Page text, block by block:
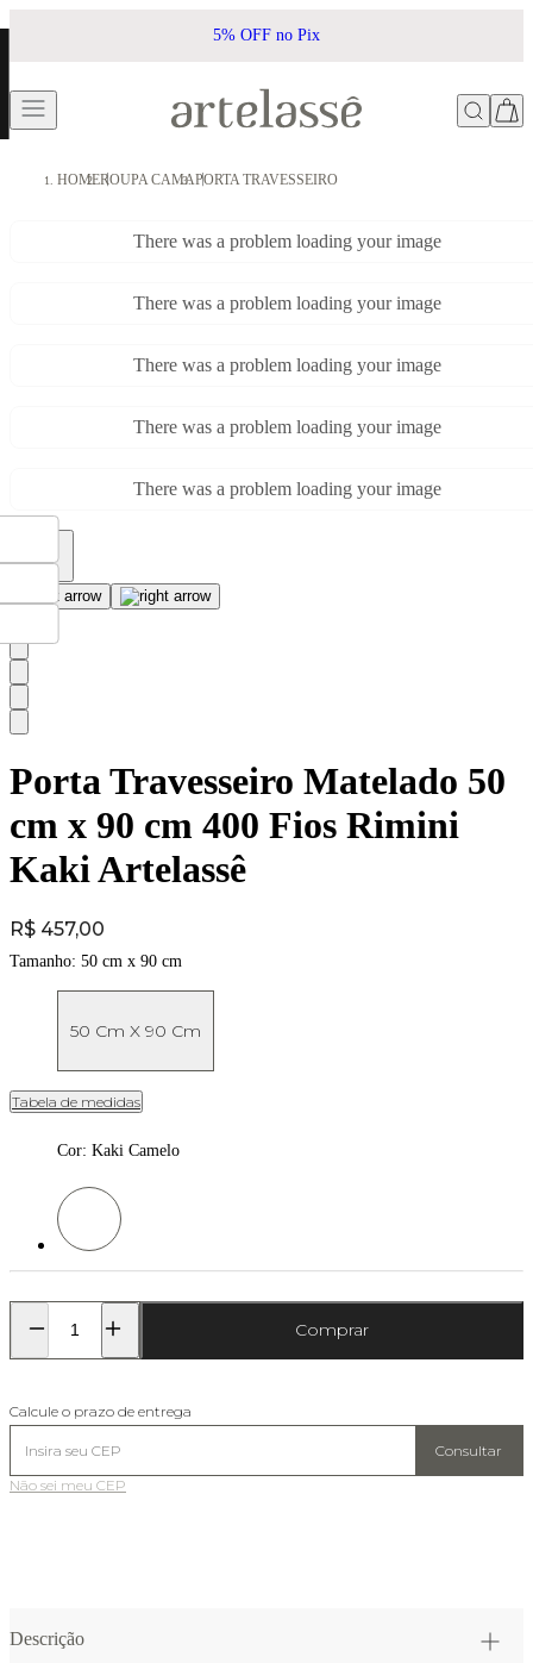
5% OFF no Pix
HOMEROUPA CAMAPORTA TRAVESSEIRO
There was a problem loading your image
There was a problem loading your image
There was a problem loading your image
There was a problem loading your image
There was a problem loading your image
Porta Travesseiro Matelado 50
cm x 90 cm 400 Fios Rimini
Kaki Artelassê
Price:
R$ 457,00
Tamanho: 50 cm x 90 cm
50 Cm X 90 Cm
Tabela de medidas
Cor: Kaki Camelo
Cor: Kaki Camelo
Comprar
Calcule o prazo de entrega
Consultar
Não sei meu CEP
Descrição